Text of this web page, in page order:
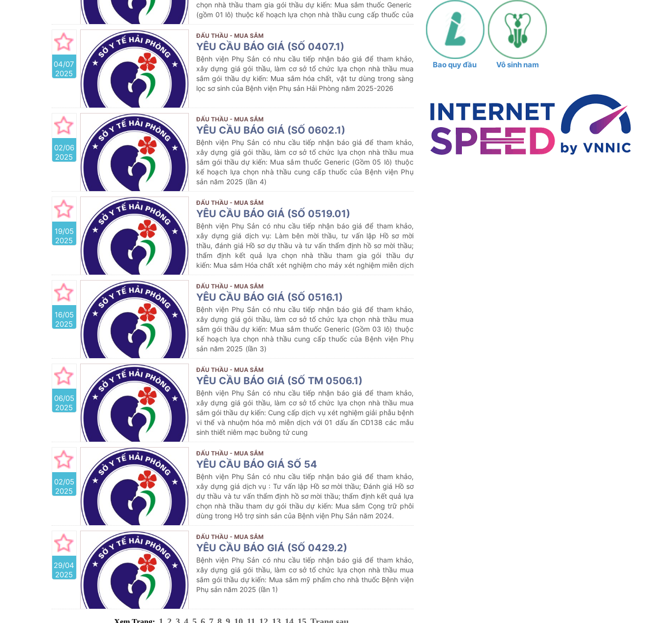
chọn nhà thầu tham gia gói thầu dự kiến: Mua sắm thuốc Generic
(gồm 01 lô) thuộc kế hoạch lựa chọn nhà thầu cung cấp thuốc của
Bệnh viện Phụ Sản năm 2025 (lần 5)
04/07
2025
ĐẤU THẦU - MUA SẮM
YÊU CẦU BÁO GIÁ (SỐ 0407.1)
Bệnh viện Phụ Sản có nhu cầu tiếp nhận báo giá để tham khảo,
xây dựng giá gói thầu, làm cơ sở tổ chức lựa chọn nhà thầu mua
sắm gói thầu dự kiến: Mua sắm hóa chất, vật tư dùng trong sàng
lọc sơ sinh của Bệnh viện Phụ sản Hải Phòng năm 2025-2026
02/06
2025
ĐẤU THẦU - MUA SẮM
YÊU CẦU BÁO GIÁ (SỐ 0602.1)
Bệnh viện Phụ Sản có nhu cầu tiếp nhận báo giá để tham khảo,
xây dựng giá gói thầu, làm cơ sở tổ chức lựa chọn nhà thầu mua
sắm gói thầu dự kiến: Mua sắm thuốc Generic (Gồm 05 lô) thuộc
kế hoạch lựa chọn nhà thầu cung cấp thuốc của Bệnh viện Phụ
sản năm 2025 (lần 4)
19/05
2025
ĐẤU THẦU - MUA SẮM
YÊU CẦU BÁO GIÁ (SỐ 0519.01)
Bệnh viện Phụ Sản có nhu cầu tiếp nhận báo giá để tham khảo,
xây dựng giá dịch vụ: Làm bên mời thầu, tư vấn lập Hồ sơ mời
thầu, đánh giá Hồ sơ dự thầu và tư vấn thẩm định hồ sơ mời thầu;
thẩm định kết quả lựa chọn nhà thầu tham gia gói thầu dự
kiến: Mua sắm Hóa chất xét nghiệm cho máy xét nghiệm miễn dịch
Cobas của Bệnh viện Phụ Sản Hải Phòng năm 2025-2026 (lần
2)với nội dung cụ thể như sau:
16/05
2025
ĐẤU THẦU - MUA SẮM
YÊU CẦU BÁO GIÁ (SỐ 0516.1)
Bệnh viện Phụ Sản có nhu cầu tiếp nhận báo giá để tham khảo,
xây dựng giá gói thầu, làm cơ sở tổ chức lựa chọn nhà thầu mua
sắm gói thầu dự kiến: Mua sắm thuốc Generic (Gồm 03 lô) thuộc
kế hoạch lựa chọn nhà thầu cung cấp thuốc của Bệnh viện Phụ
sản năm 2025 (lần 3)
06/05
2025
ĐẤU THẦU - MUA SẮM
YÊU CẦU BÁO GIÁ (SỐ TM 0506.1)
Bệnh viện Phụ Sản có nhu cầu tiếp nhận báo giá để tham khảo,
xây dựng giá gói thầu, làm cơ sở tổ chức lựa chọn nhà thầu mua
sắm gói thầu dự kiến: Cung cấp dịch vụ xét nghiệm giải phẫu bệnh
vi thể và nhuộm hóa mô miễn dịch với 01 dấu ấn CD138 các mẫu
sinh thiết niêm mạc buồng tử cung
02/05
2025
ĐẤU THẦU - MUA SẮM
YÊU CẦU BÁO GIÁ SỐ 54
Bệnh viện Phụ Sản có nhu cầu tiếp nhận báo giá để tham khảo,
xây dựng giá dịch vụ : Tư vấn lập Hồ sơ mời thầu; Đánh giá Hồ sơ
dự thầu và tư vấn thẩm định hồ sơ mời thầu; thẩm định kết quả lựa
chọn nhà thầu tham dự gói thầu dự kiến: Mua sắm Cọng trữ phôi
dùng trong Hỗ trợ sinh sản của Bệnh viện Phụ Sản năm 2024.
29/04
2025
ĐẤU THẦU - MUA SẮM
YÊU CẦU BÁO GIÁ (SỐ 0429.2)
Bệnh viện Phụ Sản có nhu cầu tiếp nhận báo giá để tham khảo,
xây dựng giá gói thầu, làm cơ sở tổ chức lựa chọn nhà thầu mua
sắm gói thầu dự kiến: Mua sắm mỹ phẩm cho nhà thuốc Bệnh viện
Phụ sản năm 2025 (lần 1)
Bao quy đầu Vô sinh nam